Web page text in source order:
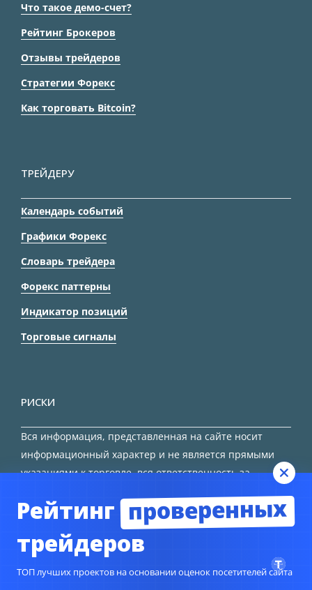
Что такое демо-счет?
Рейтинг Брокеров
Отзывы трейдеров
Стратегии Форекс
Как торговать Bitcoin?
ТРЕЙДЕРУ
Календарь событий
Графики Форекс
Словарь трейдера
Форекс паттерны
Индикатор позиций
Торговые сигналы
РИСКИ
Вся информация, представленная на сайте носит
информационный характер и не является прямыми
указаниями к торговле, вся ответственность за
Рейтинг проверенных
трейдеров
ТОП лучших проектов на основании оценок посетителей сайта